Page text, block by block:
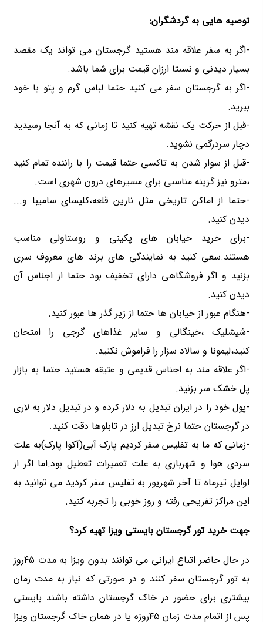
توصیه هایی به گردشگران:
-اگر به سفر علاقه مند هستید گرجستان می تواند یک مقصد
بسیار دیدنی و نسبتا ارزان قیمت برای شما باشد.
-اگر به گرجستان سفر می کنید حتما لباس گرم و پتو با خود
ببرید.
-قبل از حرکت یک نقشه تهیه کنید تا زمانی که به آنجا رسیدید
دچار سردرگمی نشوید.
-قبل از سوار شدن به تاکسی حتما قیمت را با راننده تمام کنید
،مترو نیز گزینه مناسبی برای مسیرهای درون شهری است.
-حتما از اماکن تاریخی مثل نارین قلعه،کلیسای سامیبا و...
دیدن کنید.
-برای خرید خیابان های پکینی و روستاولی مناسب
هستند.سعی کنید به نمایندگی های برند های معروف سری
بزنید و اگر فروشگاهی دارای تخفیف بود حتما از اجناس آن
دیدن کنید.
-هنگام عبور از خیابان ها حتما از زیر گذر ها عبور کنید.
-شیشلیک ،خینگالی و سایر غذاهای گرجی را امتحان
کنید،لیمونا و سالاد سزار را فراموش نکنید.
-اگر علاقه مند به اجناس قدیمی و عتیقه هستید حتما به بازار
پل خشک سر بزنید.
-پول خود را در ایران تبدیل به دلار کرده و در تبدیل دلار به لاری
در گرجستان حتما نرخ تبدیل ارز در تابلوها دقت کنید.
-زمانی که ما به تفلیس سفر کردیم پارک آبی(آکوا پارک)به علت
سردی هوا و شهربازی به علت تعمیرات تعطیل بود.اما اگر از
اوایل تیرماه تا آخر شهریور به تفلیس سفر کردید می توانید به
این مراکز تفریحی رفته و روز خوبی را تجربه کنید.
جهت خرید تور گرجستان بایستی ویزا تهیه کرد؟
در حال حاضر اتباع ایرانی می توانند بدون ویزا به مدت ۴۵روز
به تور گرجستان سفر کنند و در صورتی که نیاز به مدت زمان
بیشتری برای حضور در خاک گرجستان داشته باشند بایستی
پس از اتمام مدت زمان ۴۵
روزه یا در همان خاک گرجستان ویزا